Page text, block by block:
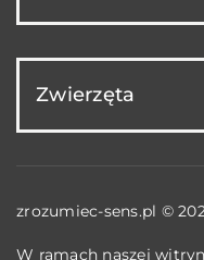
Zwierzęta
zrozumiec-sens.pl ©
W ramach naszej